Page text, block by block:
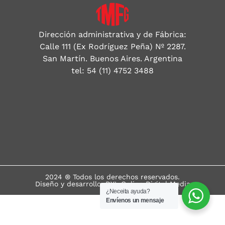
Dirección administrativa y de Fábrica:
Calle 111 (Ex Rodríguez Peña) Nº 2287.
San Martín. Buenos Aires. Argentina
tel: 54 (11) 4752 3488
2024 ® Todos los derechos reservados.
Diseño y desarrollo: DYL Online Digital Media
¿Neceita ayuda?
Envíenos un mensaje